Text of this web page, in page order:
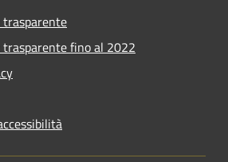
fino al 2022